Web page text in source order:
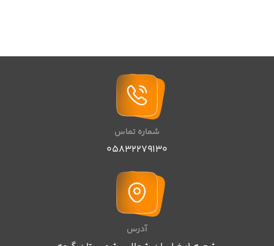
شماره تماس
05832279130
آدرس